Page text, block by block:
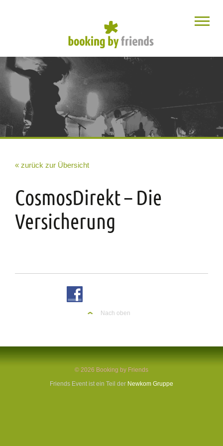
« zurück zur Übersicht
CosmosDirekt – Die
Versicherung
Nach oben
© 2026 Booking by Friends
Friends Event ist ein Teil der Newkom Gruppe